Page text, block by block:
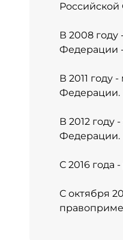
В 2008 году
Федерации -
В 2011 году
Федерации.
В 2012 году
Федерации.
С 2016 года
С октября